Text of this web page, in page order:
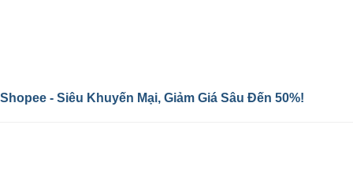
Shopee - Siêu Khuyến Mại, Giảm Giá Sâu Đến 50%!